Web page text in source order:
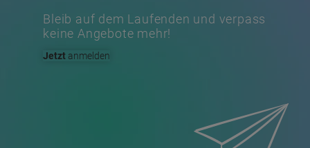
Bleib auf dem Laufenden und verpass
keine Angebote mehr!
Jetzt anmelden